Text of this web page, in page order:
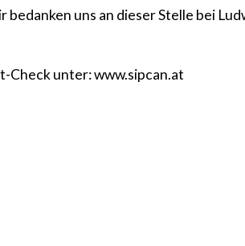
uns an dieser Stelle bei
unter: www.sipcan.at